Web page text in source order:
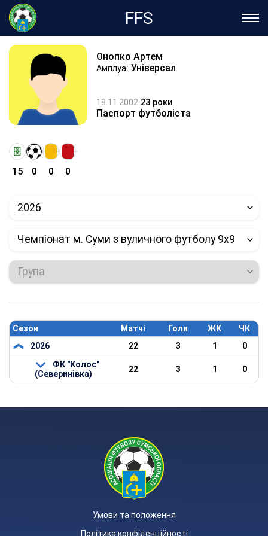
FFS
Онопко Артем
Амплуа: Універсал
18.11.2002 23 роки
Паспорт футболіста
15 0 0 0
2026
Чемпіонат м. Суми з вуличного футболу 9х9
Група
Сезон Матчі Голи ЖК
ЧК
2026
22 3 1
0
ФК "Колос"
(Северинівка)
22 3 1 0
Умови та положення
Політика конфіденційності